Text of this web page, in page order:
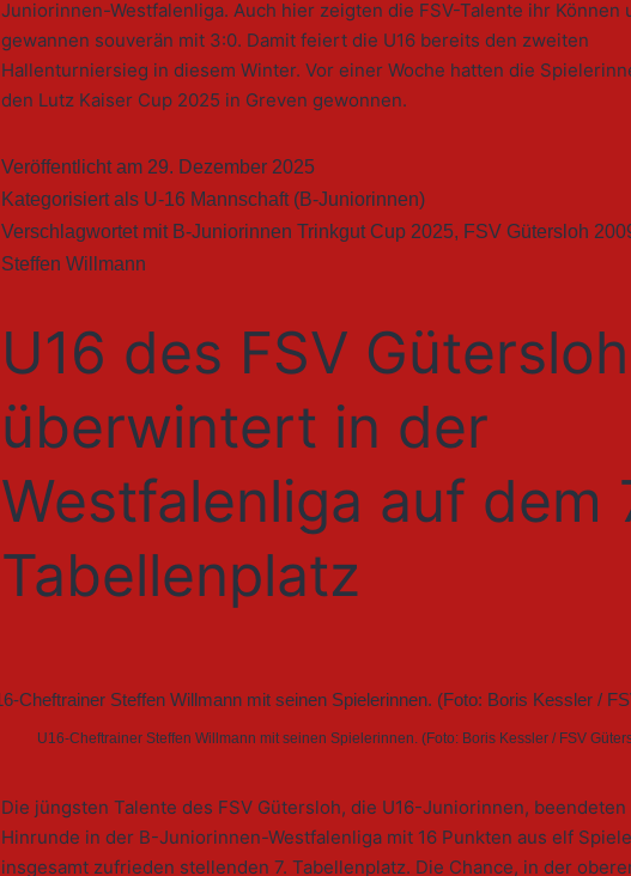
Juniorinnen-Westfalenliga. Auch hier zeigten die FSV-Talente ihr Können
gewannen souverän mit 3:0. Damit feiert die U16 bereits den zweiten
Hallenturniersieg in diesem Winter. Vor einer Woche hatten die
den Lutz Kaiser Cup 2025 in Greven gewonnen.
Veröffentlicht am 29. Dezember 2025
Kategorisiert als U-16 Mannschaft (B-Juniorinnen)
Verschlagwortet mit B-Juniorinnen Trinkgut Cup 2025, FSV Gütersloh
Steffen Willmann
U16 des FSV Gütersloh
überwintert in der
Westfalenliga auf dem
Tabellenplatz
U16-Cheftrainer Steffen Willmann mit seinen Spielerinnen. (Foto: Boris Kessler / FSV
Die jüngsten Talente des FSV Gütersloh, die U16-Juniorinnen, beendeten
Hinrunde in der B-Juniorinnen-Westfalenliga mit 16 Punkten aus elf
insgesamt zufrieden stellenden 7. Tabellenplatz. Die Chance, in der